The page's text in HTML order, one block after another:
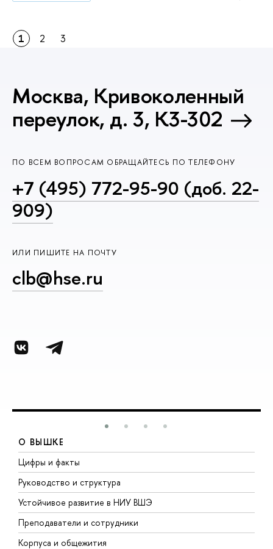
1 2 3
Москва, Кривоколенный
переулок, д. 3, К3-302
ПО ВСЕМ ВОПРОСАМ ОБРАЩАЙТЕСЬ ПО ТЕЛЕФОНУ
+7 (495) 772-95-90 (доб. 22-
909)
ИЛИ ПИШИТЕ НА ПОЧТУ
clb@hse.ru
О ВЫШКЕ
Цифры и факты
Руководство и структура
Устойчивое развитие в НИУ ВШЭ
Преподаватели и сотрудники
Корпуса и общежития